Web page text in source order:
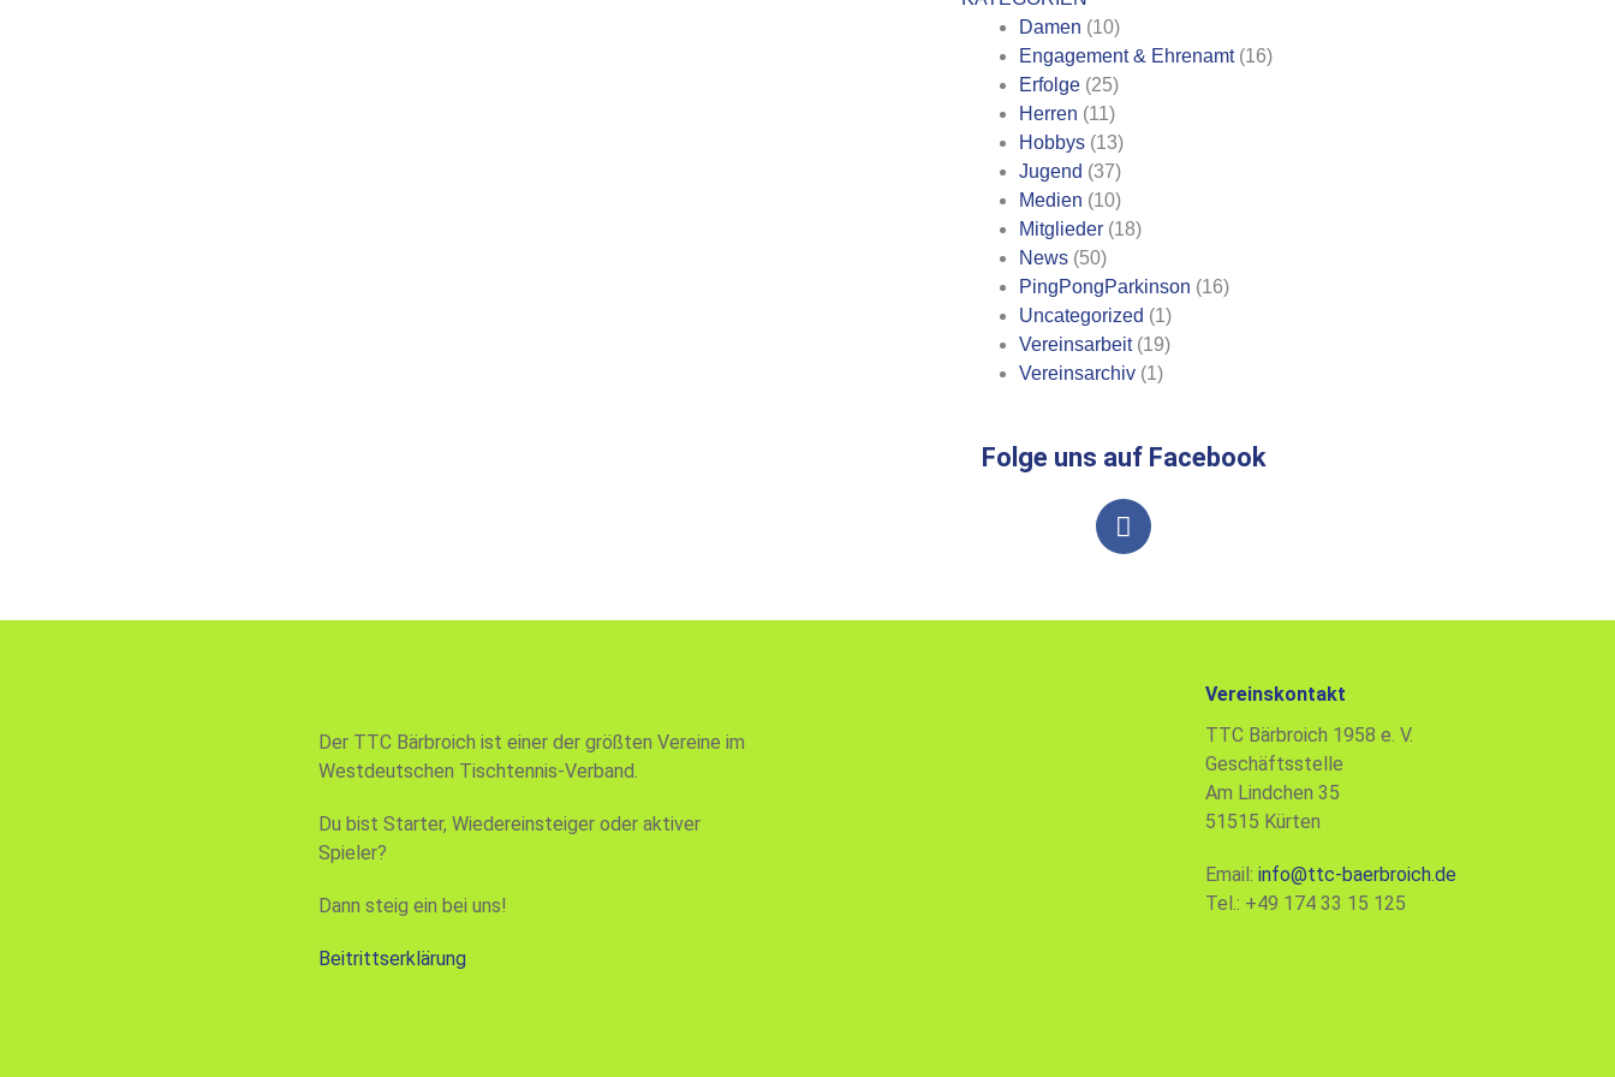
Damen (10)
Engagement & Ehrenamt(16)
Erfolge (25)
Herren (11)
Hobbys (13)
Jugend (37)
Medien (10)
Mitglieder (18)
News (50)
PingPongParkinson (16)
Uncategorized (1)
Vereinsarbeit(19)
Vereinsarchiv (1)
Folge uns auf Facebook
F
a
b
Der TTC Bärbroich ist einer der größten Vereine im
Westdeutschen Tischtennis-Verband.
Du bist Starter, Wiedereinsteiger oder aktiver
Spieler?
Dann steig ein bei uns!
Beitrittserklärung
Vereinskontakt
TTC Bärbroich 1958 e. V.
Geschäftsstelle
Am Lindchen 35
51515 Kürten
Email: info@ttc-baerbroich.de
Tel.: +49 174 33 15 125